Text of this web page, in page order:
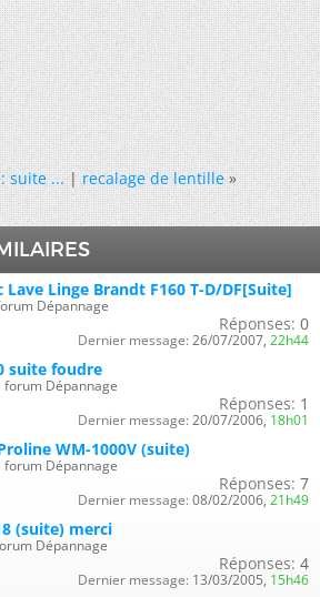
suite ...|recalage de lentille »
Lave Linge Brandt F160 T-D/DF[Suite]
Dépannage
Réponses: 0
Dernier message: 26/07/2007, 22h44
suite foudre
forum Dépannage
Réponses: 1
Dernier message: 20/07/2006, 18h01
WM-1000V (suite)
forum Dépannage
Réponses: 7
Dernier message: 08/02/2006, 21h49
(suite) merci
Dépannage
Réponses: 4
Dernier message: 13/03/2005, 15h46